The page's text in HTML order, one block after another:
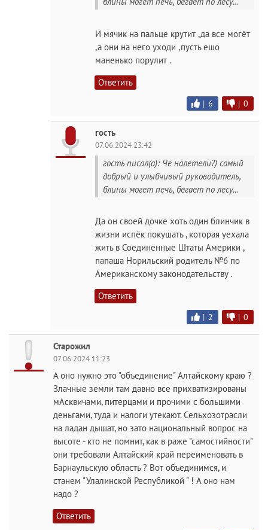
И мячик на пальце крутит ,да все могёт
,а они на него уходи ,пусть ешо
маненько порулит .
Ответить
| 6 | 0
гость
07.06.2024 23:42
гость писал(а): Че налетели?) самый
добрый и улыбчивый руководитель,
блины могет печь, бегает по лесу...
Да он своей дочке хоть один блинчик в
жизни испёк покушать , которая уехала
жить в Соединённые Штаты Америки ,
папаша Норильский родитель №6 по
Американскому законодательству .
Ответить
| 2 | 0
Старожил
07.06.2024 11:23
А оно нужно это "объединение" Алтайскому краю ?
Злачные земли там давно все прихватизированы
мАсквичами, питерцами и прочими с большими
деньгами, туда и налоги утекают. Сельхозотрасли
на ладан дышат, но зато национальный вопрос на
высоте - кто не помнит, как в раже "самостийности"
они требовали Алтайский край переименовать в
Барнаульскую область ? Вот объединимся, и
станем "Улалинской Республикой " ! А оно нам
надо ?
Ответить